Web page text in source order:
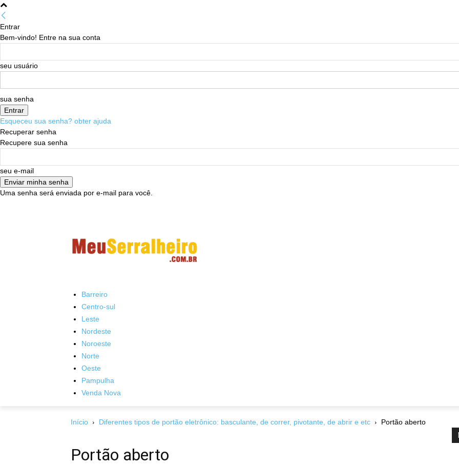
Entrar
Bem-vindo! Entre na sua conta
seu usuário
sua senha
Esqueceu sua senha? obter ajuda
Recuperar senha
Recupere sua senha
seu e-mail
Uma senha será enviada por e-mail para você.
Barreiro
Centro-sul
Leste
Nordeste
Noroeste
Norte
Oeste
Pampulha
Venda Nova
Início Diferentes tipos de portão eletrônico: basculante, de correr, pivotante, de abrir e etc Portão aberto
Portão aberto